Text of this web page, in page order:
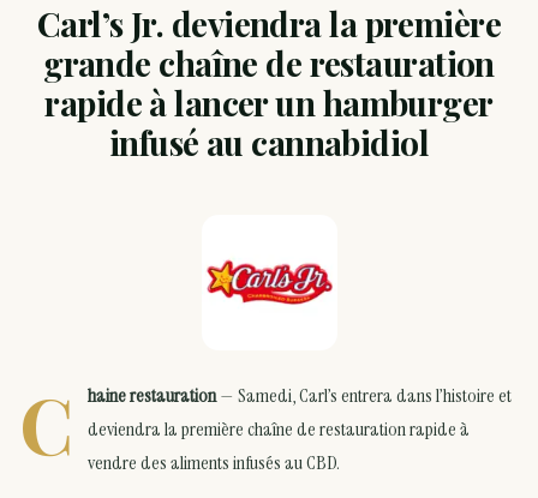
Carl’s Jr. deviendra la première
grande chaîne de restauration
rapide à lancer un hamburger
infusé au cannabidiol
C haine restauration— Samedi, Carl’s entrera dans l’histoire et
deviendra la première chaîne de restauration rapide à
vendre des aliments infusés au CBD.